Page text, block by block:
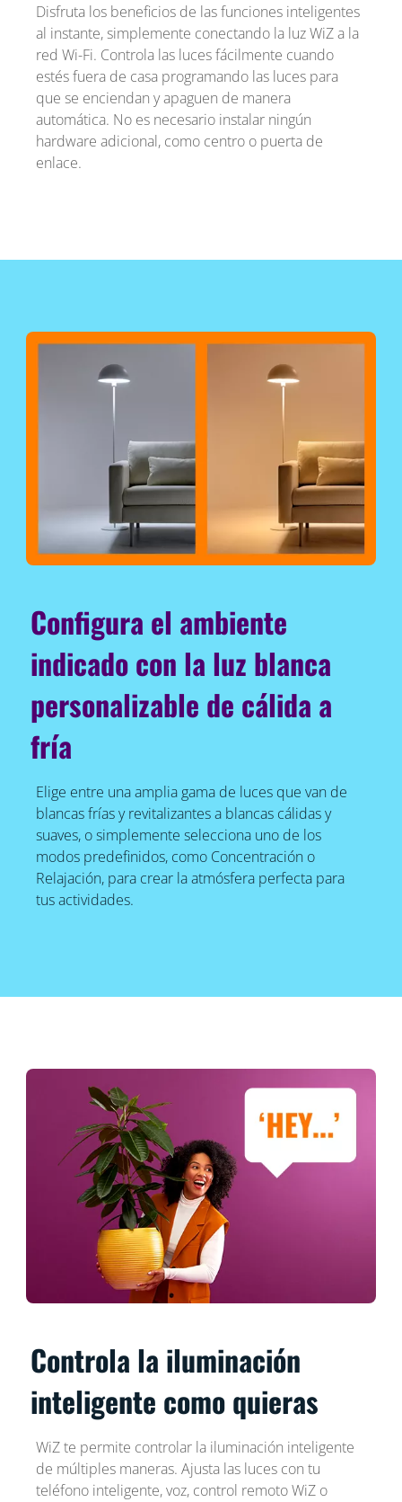
Disfruta los beneficios de las funciones inteligentes
al instante, simplemente conectando la luz WiZ a la
red Wi-Fi. Controla las luces fácilmente cuando
estés fuera de casa programando las luces para
que se enciendan y apaguen de manera
automática. No es necesario instalar ningún
hardware adicional, como centro o puerta de
enlace.
Configura el ambiente
indicado con la luz blanca
personalizable de cálida a
fría
Elige entre una amplia gama de luces que van de
blancas frías y revitalizantes a blancas cálidas y
suaves, o simplemente selecciona uno de los
modos predefinidos, como Concentración o
Relajación, para crear la atmósfera perfecta para
tus actividades.
Controla la iluminación
inteligente como quieras
WiZ te permite controlar la iluminación inteligente
de múltiples maneras. Ajusta las luces con tu
teléfono inteligente, voz, control remoto WiZ o